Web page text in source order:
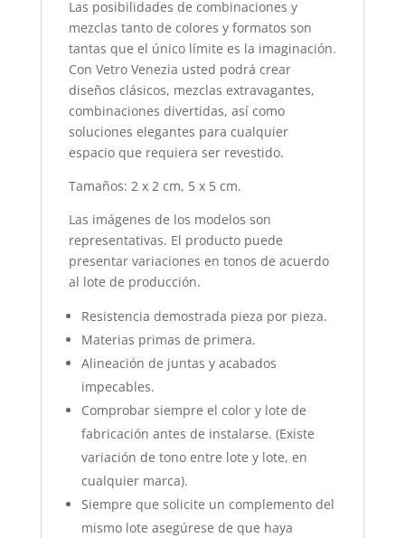
Las posibilidades de combinaciones y
mezclas tanto de colores y formatos son
tantas que el único límite es la imaginación.
Con Vetro Venezia usted podrá crear
diseños clásicos, mezclas extravagantes,
combinaciones divertidas, así como
soluciones elegantes para cualquier
espacio que requiera ser revestido.
Tamaños: 2 x 2 cm, 5 x 5 cm.
Las imágenes de los modelos son
representativas. El producto puede
presentar variaciones en tonos de acuerdo
al lote de producción.
Resistencia demostrada pieza por pieza.
Materias primas de primera.
Alineación de juntas y acabados
impecables.
Comprobar siempre el color y lote de
fabricación antes de instalarse. (Existe
variación de tono entre lote y lote, en
cualquier marca).
Siempre que solicite un complemento del
mismo lote asegúrese de que haya